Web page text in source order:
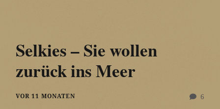
Selkies – Sie wollen
zurück ins Meer
6
VOR 11 MONATEN